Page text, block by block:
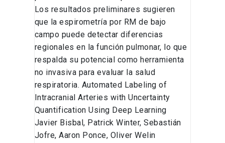
Los resultados preliminares sugieren
que la espirometría por RM de bajo
campo puede detectar diferencias
regionales en la función pulmonar, lo que
respalda su potencial como herramienta
no invasiva para evaluar la salud
respiratoria. Automated Labeling of
Intracranial Arteries with Uncertainty
Quantification Using Deep Learning
Javier Bisbal, Patrick Winter, Sebastián
Jofre, Aaron Ponce, Oliver Welin